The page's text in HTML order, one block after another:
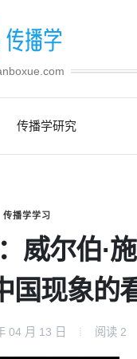
传播学研究
传播学学习
威尔伯·
国现象的
04 月 13 日 阅读 2